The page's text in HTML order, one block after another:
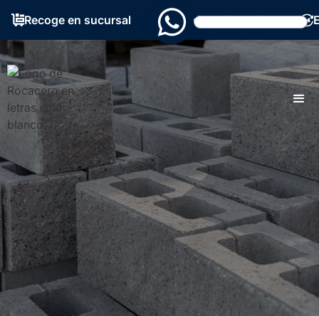
Recoge en sucursal Grandes existencias